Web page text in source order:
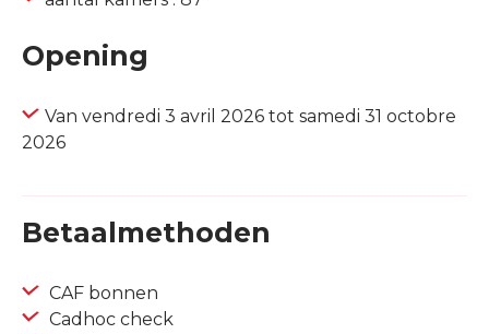
Opening
Van vendredi 3 avril 2026 tot samedi 31 octobre
2026
Betaalmethoden
CAF bonnen
Cadhoc check